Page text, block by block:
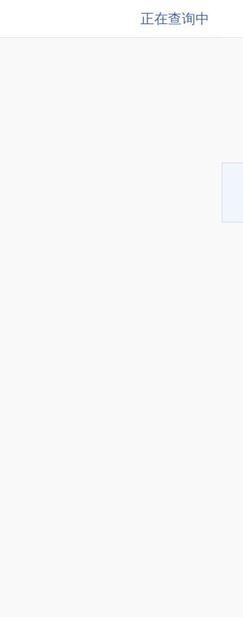
正在查询中